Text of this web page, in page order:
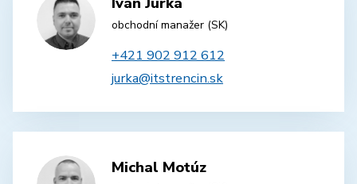
obchodní manažer (SK)
+421 902 912 612
jurka@itstrencin.sk
Michal Motúz